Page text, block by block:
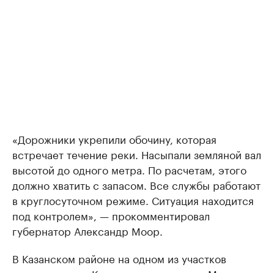
«Дорожники укрепили обочину, которая
встречает течение реки. Насыпали земляной вал
высотой до одного метра. По расчетам, этого
должно хватить с запасом. Все службы работают
в круглосуточном режиме. Ситуация находится
под контролем», — прокомментировал
губернатор Александр Моор.
В Казанском районе на одном из участков